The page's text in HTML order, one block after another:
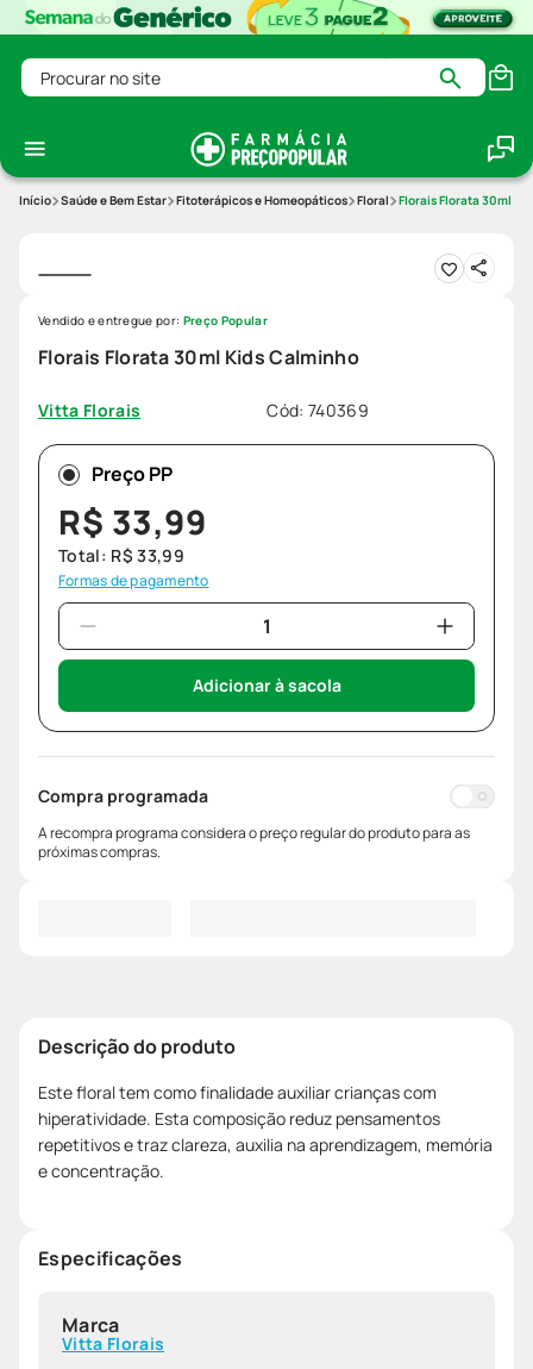
Procurar no site
Saúde e Bem Estar Fitoterápicos e Homeopáticos Floral Florais Florata 30ml
Florais Florata 30ml Kids Calminho
Vitta Florais Cód: 740369
Vendido e entregue por: Preço Popular
Preço PP
R$ 33,99
Total: R$ 33,99
Formas de pagamento
Adicionar à sacola
Compra programada
A recompra programa considera o preço regular do produto para as
próximas compras.
Descrição do produto
Este floral tem como finalidade auxiliar crianças com
hiperatividade. Esta composição reduz pensamentos
repetitivos e traz clareza, auxilia na aprendizagem, memória
e concentração.
Especificações
Marca
Vitta Florais